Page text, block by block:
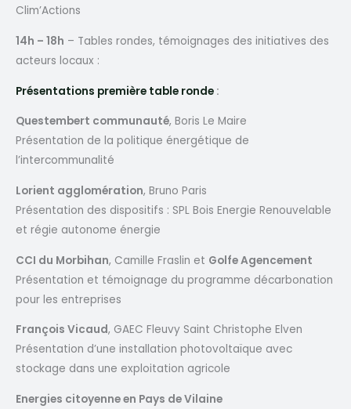
Clim’Actions
14h – 18h – Tables rondes, témoignages des initiatives des
acteurs locaux :
Présentations première table ronde :
Questembert communauté, Boris Le Maire
Présentation de la politique énergétique de
l’intercommunalité
Lorient agglomération, Bruno Paris
Présentation des dispositifs : SPL Bois Energie Renouvelable
et régie autonome énergie
CCI du Morbihan, Camille Fraslin et Golfe Agencement
Présentation et témoignage du programme décarbonation
pour les entreprises
François Vicaud, GAEC Fleuvy Saint Christophe Elven
Présentation d’une installation photovoltaïque avec
stockage dans une exploitation agricole
Energies citoyenne en Pays de Vilaine